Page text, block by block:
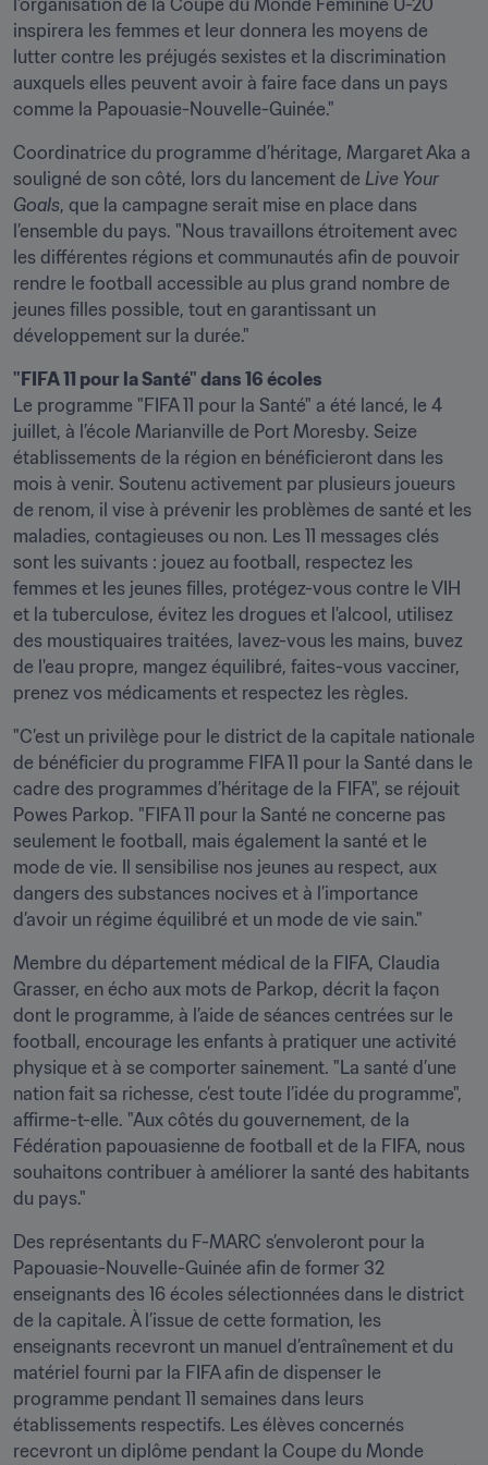
l’organisation de la Coupe du Monde Féminine U-20
inspirera les femmes et leur donnera les moyens de
lutter contre les préjugés sexistes et la discrimination
auxquels elles peuvent avoir à faire face dans un pays
comme la Papouasie-Nouvelle-Guinée."
Coordinatrice du programme d’héritage, Margaret Aka a
souligné de son côté, lors du lancement de Live Your
Goals, que la campagne serait mise en place dans
l’ensemble du pays. "Nous travaillons étroitement avec
les différentes régions et communautés afin de pouvoir
rendre le football accessible au plus grand nombre de
jeunes filles possible, tout en garantissant un
développement sur la durée."
"FIFA 11 pour la Santé" dans 16 écoles
Le programme "FIFA 11 pour la Santé" a été lancé, le 4
juillet, à l’école Marianville de Port Moresby. Seize
établissements de la région en bénéficieront dans les
mois à venir. Soutenu activement par plusieurs joueurs
de renom, il vise à prévenir les problèmes de santé et les
maladies, contagieuses ou non. Les 11 messages clés
sont les suivants : jouez au football, respectez les
femmes et les jeunes filles, protégez-vous contre le VIH
et la tuberculose, évitez les drogues et l'alcool, utilisez
des moustiquaires traitées, lavez-vous les mains, buvez
de l'eau propre, mangez équilibré, faites-vous vacciner,
prenez vos médicaments et respectez les règles.
"C’est un privilège pour le district de la capitale nationale
de bénéficier du programme FIFA 11 pour la Santé dans le
cadre des programmes d’héritage de la FIFA", se réjouit
Powes Parkop. "FIFA 11 pour la Santé ne concerne pas
seulement le football, mais également la santé et le
mode de vie. Il sensibilise nos jeunes au respect, aux
dangers des substances nocives et à l’importance
d’avoir un régime équilibré et un mode de vie sain."
Membre du département médical de la FIFA, Claudia
Grasser, en écho aux mots de Parkop, décrit la façon
dont le programme, à l’aide de séances centrées sur le
football, encourage les enfants à pratiquer une activité
physique et à se comporter sainement. "La santé d’une
nation fait sa richesse, c’est toute l’idée du programme",
affirme-t-elle. "Aux côtés du gouvernement, de la
Fédération papouasienne de football et de la FIFA, nous
souhaitons contribuer à améliorer la santé des habitants
du pays."
Des représentants du F-MARC s’envoleront pour la
Papouasie-Nouvelle-Guinée afin de former 32
enseignants des 16 écoles sélectionnées dans le district
de la capitale. À l’issue de cette formation, les
enseignants recevront un manuel d’entraînement et du
matériel fourni par la FIFA afin de dispenser le
programme pendant 11 semaines dans leurs
établissements respectifs. Les élèves concernés
recevront un diplôme pendant la Coupe du Monde